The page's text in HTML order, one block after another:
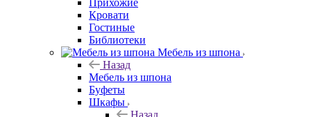
Прихожие
Кровати
Гостиные
Библиотеки
Мебель из шпона
Назад
Мебель из шпона
Буфеты
Шкафы
Назад